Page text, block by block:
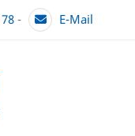
- E-Mail